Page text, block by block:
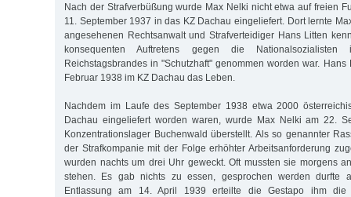
Nach der Strafverbüßung wurde Max Nelki nicht etwa auf freien
11. September 1937 in das KZ Dachau eingeliefert. Dort lernte
angesehenen Rechtsanwalt und Strafverteidiger Hans Litten
konsequenten Auftretens gegen die
Reichstagsbrandes in "Schutzhaft" genommen worden war.
Februar 1938 im KZ Dachau das Leben.
Nachdem im Laufe des September 1938 etwa 2000
Dachau eingeliefert worden waren, wurde Max Nelki am 22.
Konzentrationslager Buchenwald überstellt. Als so genannter
der Strafkompanie mit der Folge erhöhter Arbeitsanforderung
wurden nachts um drei Uhr geweckt. Oft mussten sie morgens
stehen. Es gab nichts zu essen, gesprochen werden durfte
Entlassung am 14. April 1939 erteilte die Gestapo ihm die